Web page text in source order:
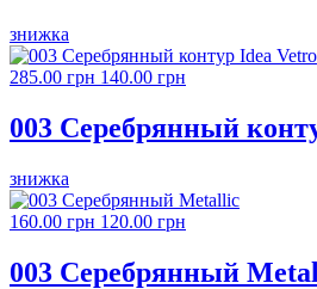
знижка
285.00 грн 140.00 грн
003 Серебрянный
знижка
160.00 грн 120.00 грн
003 Серебрянный